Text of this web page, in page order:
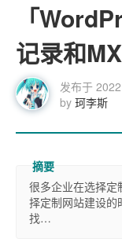
「
记录和
发布于
by 珂李斯
很多企业在选择定
择定制网站建设的
找…